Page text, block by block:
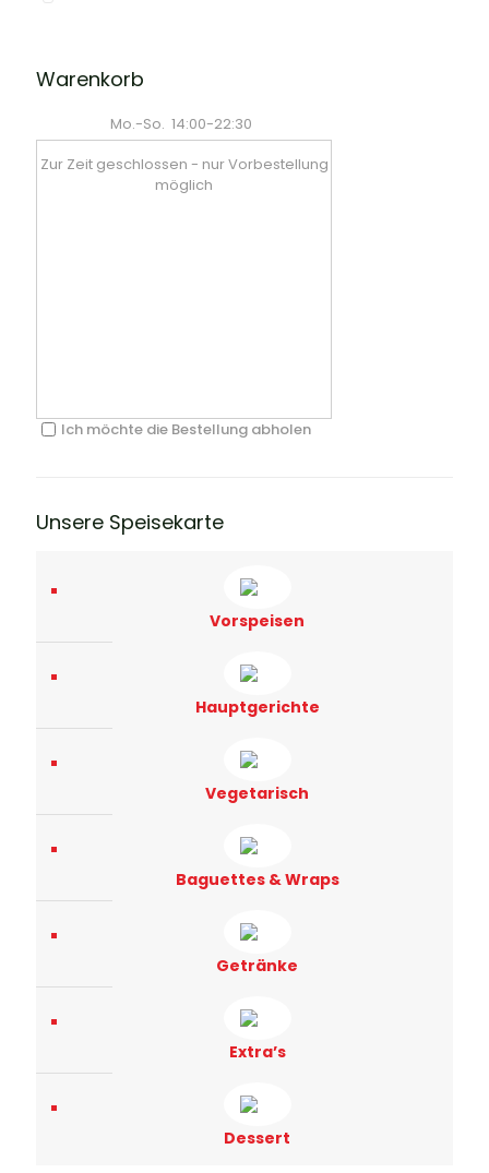
Warenkorb
Mo.-So. 14:00-22:30
Zur Zeit geschlossen - nur Vorbestellung
möglich
Ich möchte die Bestellung abholen
Unsere Speisekarte
Vorspeisen
Hauptgerichte
Vegetarisch
Baguettes & Wraps
Getränke
Extra’s
Dessert